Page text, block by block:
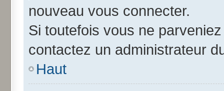
nouveau vous connecter.
Si toutefois vous ne
contactez un administrateur
Haut